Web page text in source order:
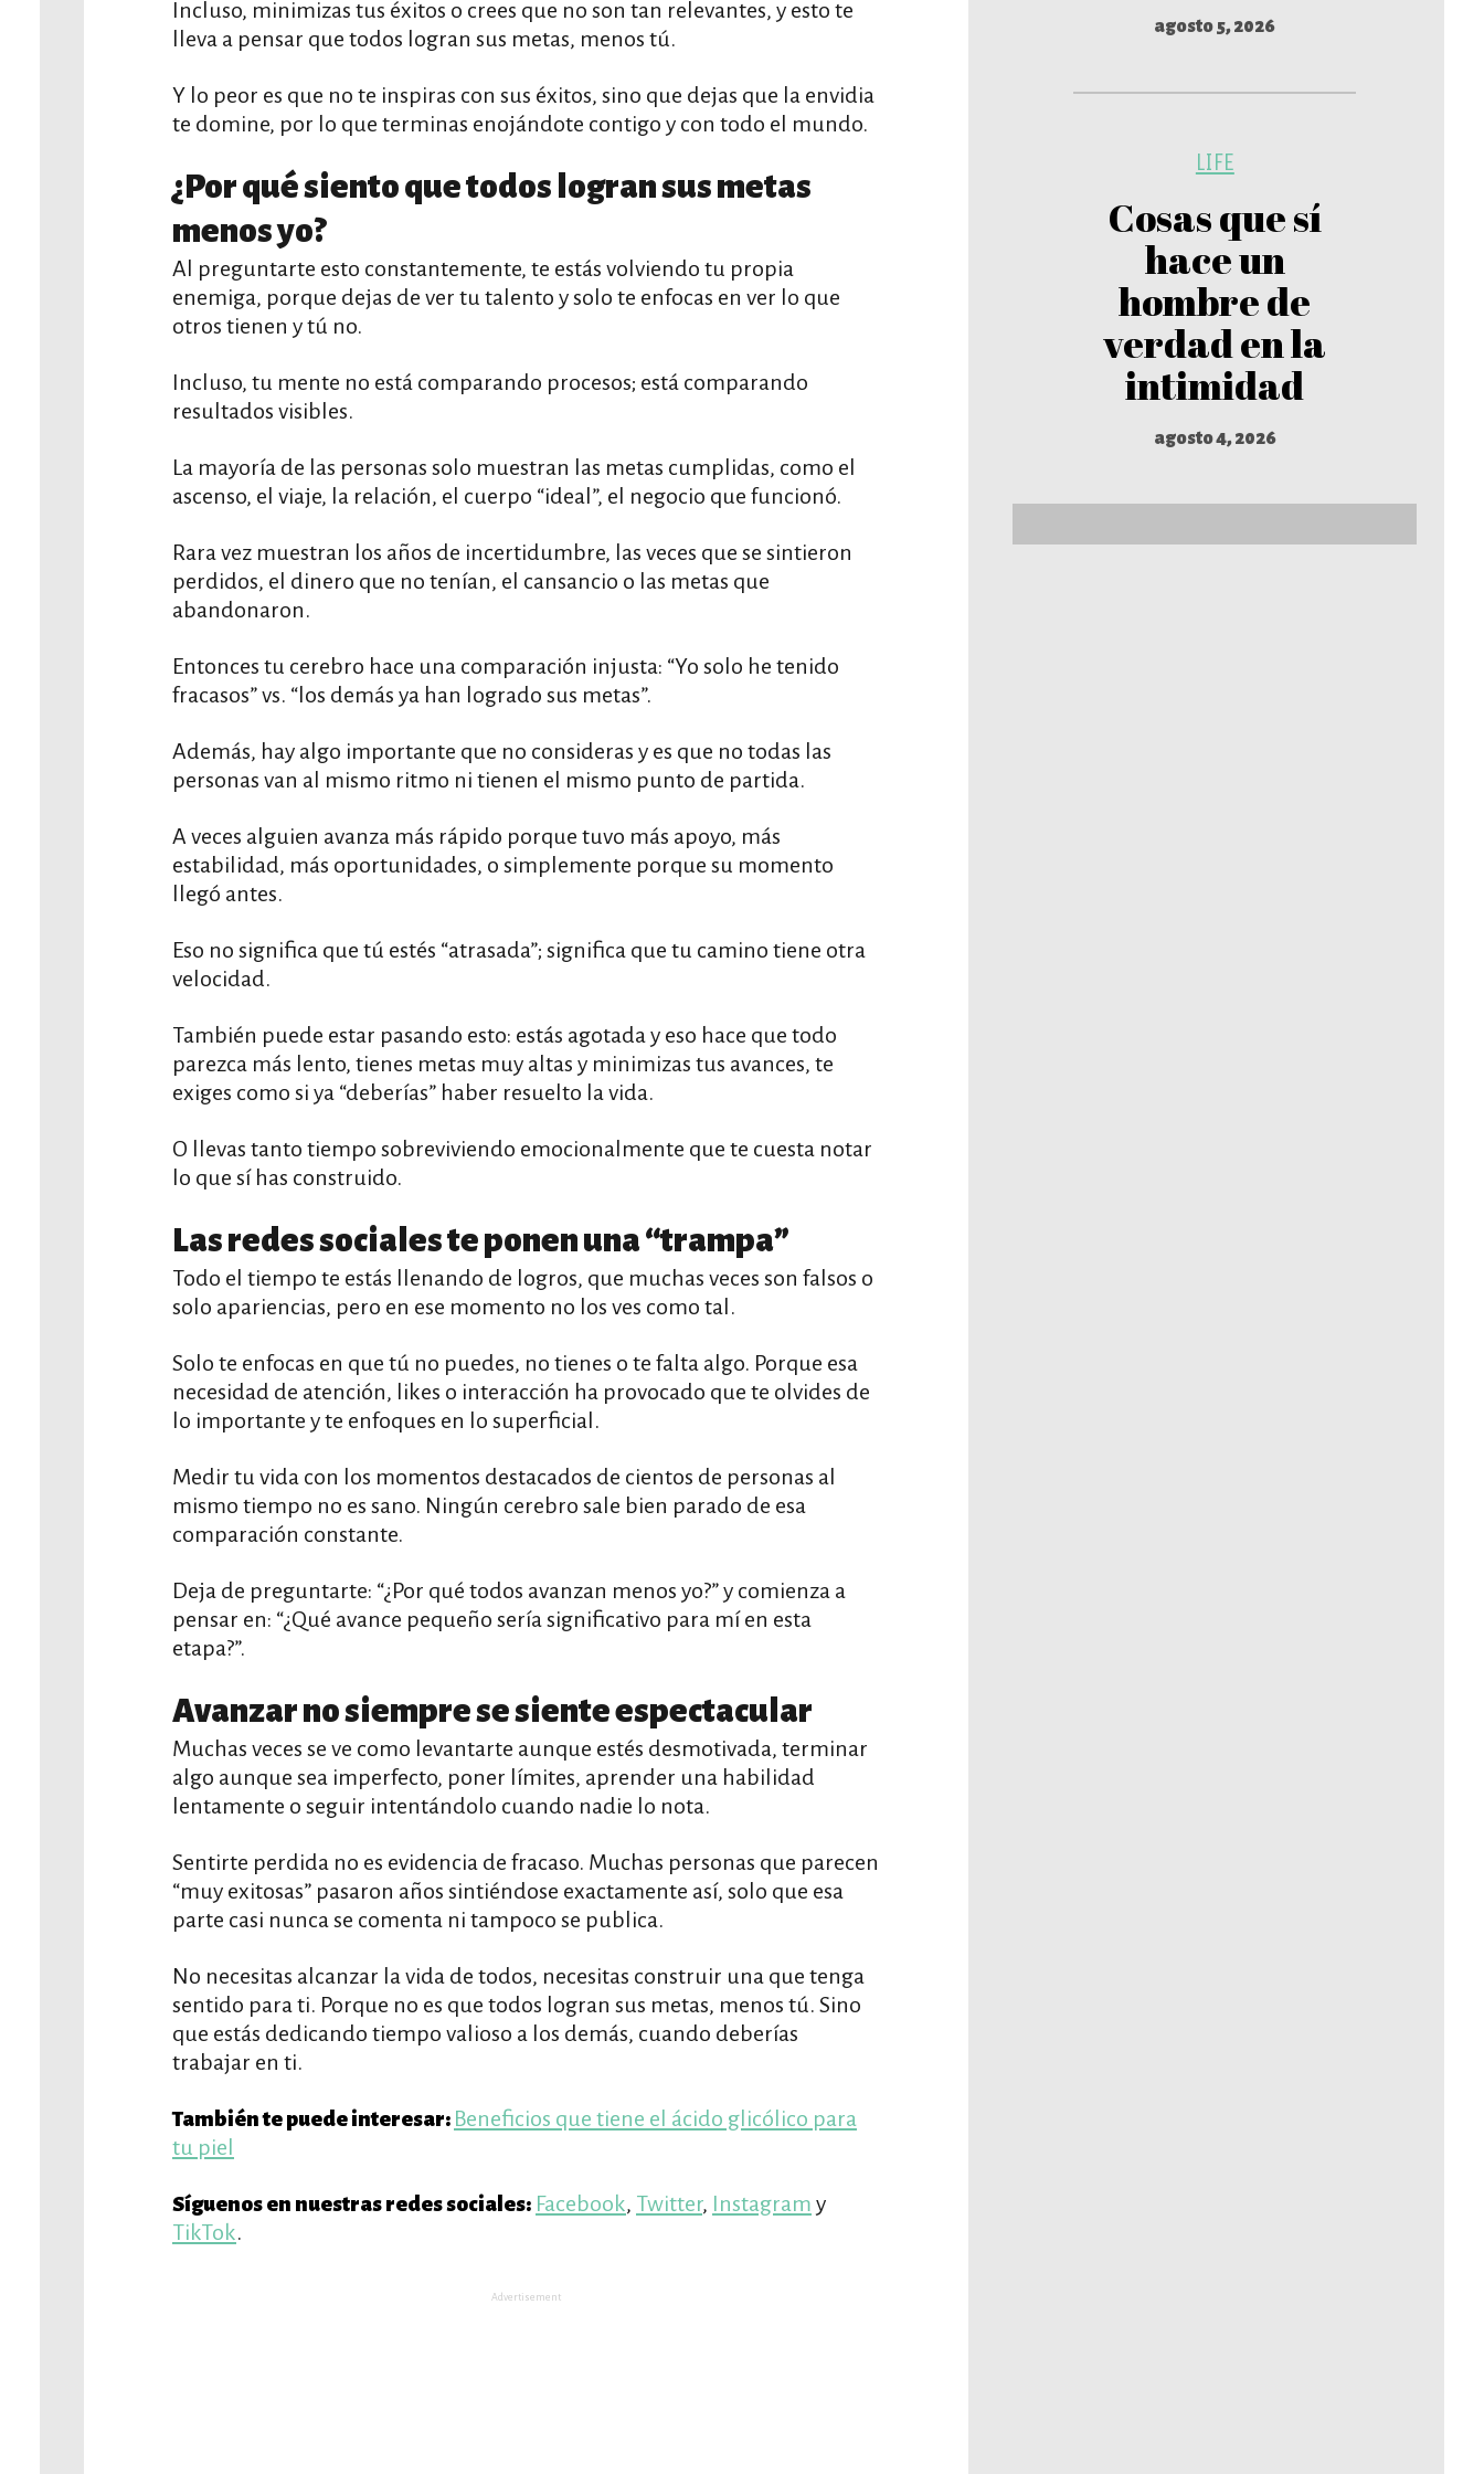
agosto 5, 2026
LIFE
Cosas que sí
hace un
hombre de
verdad en la
intimidad
agosto 4, 2026
Incluso, minimizas tus éxitos o crees que no son tan relevantes, y esto te
lleva a pensar que todos logran sus metas, menos tú.
Y lo peor es que no te inspiras con sus éxitos, sino que dejas que la envidia
te domine, por lo que terminas enojándote contigo y con todo el mundo.
¿Por qué siento que todos logran sus metas
menos yo?
Al preguntarte esto constantemente, te estás volviendo tu propia
enemiga, porque dejas de ver tu talento y solo te enfocas en ver lo que
otros tienen y tú no.
Incluso, tu mente no está comparando procesos; está comparando
resultados visibles.
La mayoría de las personas solo muestran las metas cumplidas, como el
ascenso, el viaje, la relación, el cuerpo “ideal”, el negocio que funcionó.
Rara vez muestran los años de incertidumbre, las veces que se sintieron
perdidos, el dinero que no tenían, el cansancio o las metas que
abandonaron.
Entonces tu cerebro hace una comparación injusta: “Yo solo he tenido
fracasos” vs. “los demás ya han logrado sus metas”.
Además, hay algo importante que no consideras y es que no todas las
personas van al mismo ritmo ni tienen el mismo punto de partida.
A veces alguien avanza más rápido porque tuvo más apoyo, más
estabilidad, más oportunidades, o simplemente porque su momento
llegó antes.
Eso no significa que tú estés “atrasada”; significa que tu camino tiene otra
velocidad.
También puede estar pasando esto: estás agotada y eso hace que todo
parezca más lento, tienes metas muy altas y minimizas tus avances, te
exiges como si ya “deberías” haber resuelto la vida.
O llevas tanto tiempo sobreviviendo emocionalmente que te cuesta notar
lo que sí has construido.
Las redes sociales te ponen una “trampa”
Todo el tiempo te estás llenando de logros, que muchas veces son falsos o
solo apariencias, pero en ese momento no los ves como tal.
Solo te enfocas en que tú no puedes, no tienes o te falta algo. Porque esa
necesidad de atención, likes o interacción ha provocado que te olvides de
lo importante y te enfoques en lo superficial.
Medir tu vida con los momentos destacados de cientos de personas al
mismo tiempo no es sano. Ningún cerebro sale bien parado de esa
comparación constante.
Deja de preguntarte: “¿Por qué todos avanzan menos yo?” y comienza a
pensar en: “¿Qué avance pequeño sería significativo para mí en esta
etapa?”.
Avanzar no siempre se siente espectacular
Muchas veces se ve como levantarte aunque estés desmotivada, terminar
algo aunque sea imperfecto, poner límites, aprender una habilidad
lentamente o seguir intentándolo cuando nadie lo nota.
Sentirte perdida no es evidencia de fracaso. Muchas personas que parecen
“muy exitosas” pasaron años sintiéndose exactamente así, solo que esa
parte casi nunca se comenta ni tampoco se publica.
No necesitas alcanzar la vida de todos, necesitas construir una que tenga
sentido para ti. Porque no es que todos logran sus metas, menos tú. Sino
que estás dedicando tiempo valioso a los demás, cuando deberías
trabajar en ti.
También te puede interesar: Beneficios que tiene el ácido glicólico para
tu piel
Síguenos en nuestras redes sociales: Facebook, Twitter, Instagram y
TikTok.
Advertisement